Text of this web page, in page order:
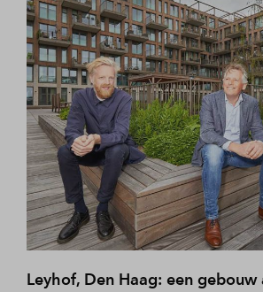
Leyhof, Den Haag: een gebouw